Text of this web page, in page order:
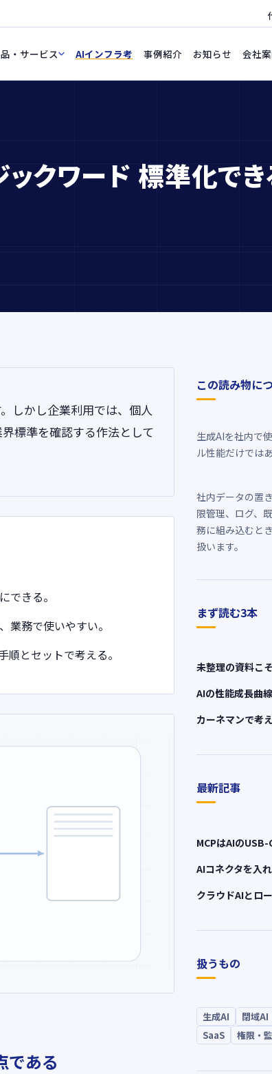
・サービス AIインフラ考 事例紹介 お知らせ 会社
クワード 標準化で
しかし企業利用では、個人
標準を確認する作法として
できる。
業務で使いやすい。
とセットで考える。
である
この読み物に
生成AIを社内で
ル性能だけでは
社内データの置
限管理、ログ、
務に組み込むと
扱います。
まず読む3本
未整理の資料こ
AIの性能成長曲線
カーネマンで考
最新記事
MCPはAIの
AIコネクタを入
クラウドAIとロ
扱うもの
生成AI 閉域AI
SaaS
権限・